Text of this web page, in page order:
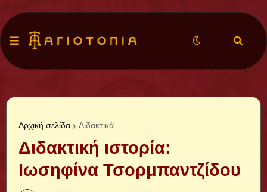
Αρχική σελίδα Διδακτικά
Διδακτική ιστορία:
Ιωσηφίνα Τσορμπαντζίδου